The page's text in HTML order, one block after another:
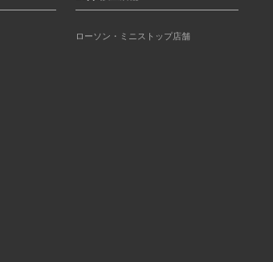
ローソン・ミニストップ店舗